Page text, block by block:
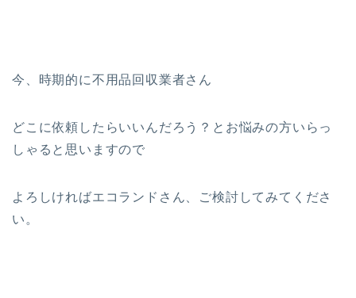
今、時期的に不用品回収業者さん
どこに依頼したらいいんだろう？とお悩みの方いらっ
しゃると思いますので
よろしければエコランドさん、ご検討してみてくださ
い。